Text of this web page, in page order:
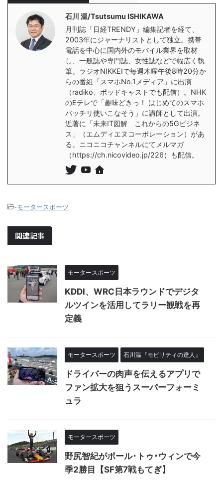
石川 温/Tsutsumu ISHIKAWA
月刊誌「日経TRENDY」編集記者を経て、
2003年にジャーナリストとして独立。携帯
電話を中心に国内外のモバイル業界を取材
し、一般誌や専門誌、女性誌などで幅広く執
筆。ラジオNIKKEIで毎週木曜午後8時20分か
らの番組「スマホNo.1メディア」に出演
（radiko、ポッドキャストでも配信）。NHK
のEテレで「趣味どきっ！ はじめてのスマホ
バッチリ使いこなそう」に講師として出演。
近著に「未来IT図解 これからの5Gビジネ
ス」（エムディエヌコーポレーション）があ
る。ニコニコチャンネルにてメルマガ
（https://ch.nicovideo.jp/226）も配信。
-モータースポーツ
関連記事
モータースポーツ
KDDI、WRC日本ラウンドでデジタ
ルツインを活用してラリー観戦を再
定義
モータースポーツ 石川温『モビリティの達人』
ドライバーの肉声を伝えるアプリで
ファン拡大を狙うスーパーフォーミ
ュラ
モータースポーツ
野尻智紀がポール･トゥ･ウィンで今
季2勝目【SF第7戦もてぎ】